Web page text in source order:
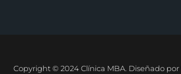
Copyright ©️ 2024 Clínica MBA. Diseñado por